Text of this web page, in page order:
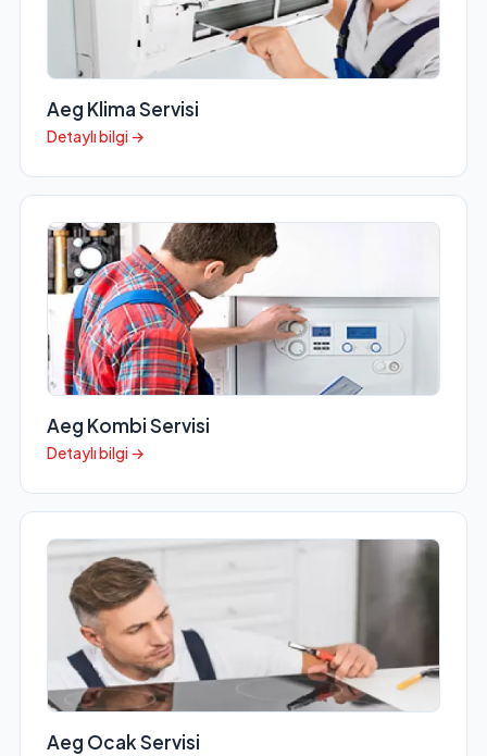
Aeg Klima Servisi
Detaylı bilgi →
Aeg Kombi Servisi
Detaylı bilgi →
Aeg Ocak Servisi